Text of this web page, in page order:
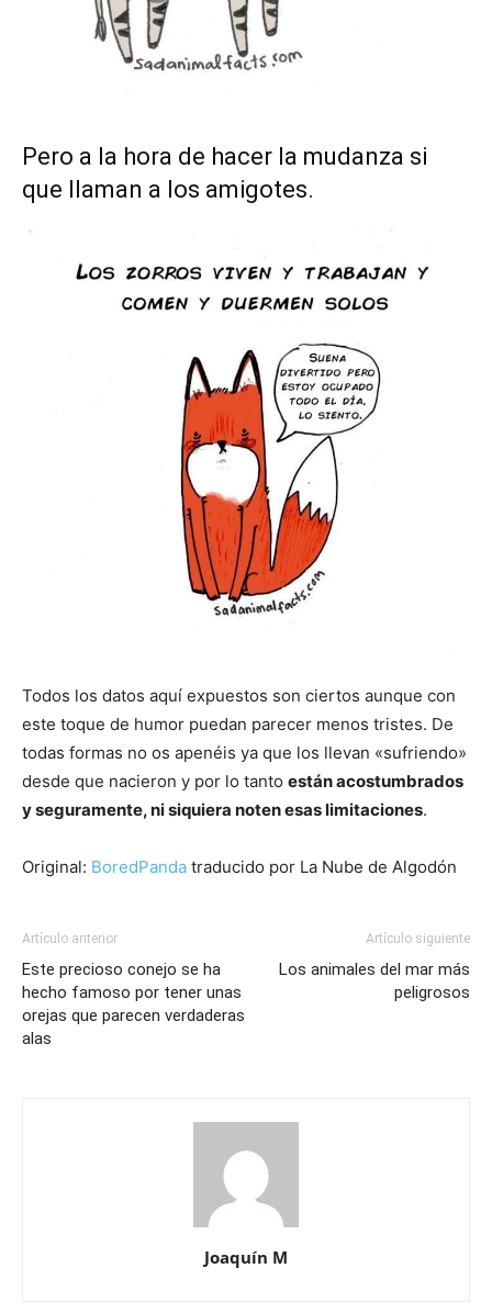
Pero a la hora de hacer la mudanza si
que llaman a los amigotes.
Todos los datos aquí expuestos son ciertos aunque con
este toque de humor puedan parecer menos tristes. De
todas formas no os apenéis ya que los llevan «sufriendo»
desde que nacieron y por lo tanto están acostumbrados
y seguramente, ni siquiera noten esas limitaciones.
Original: BoredPanda traducido por La Nube de Algodón
Artículo anterior
Este precioso conejo se ha
hecho famoso por tener unas
orejas que parecen verdaderas
alas
Artículo siguiente
Los animales del mar más
peligrosos
Joaquín M